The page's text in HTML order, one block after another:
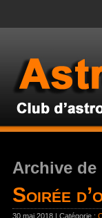
Archive
Soirée
30 mai 2018 | Catégorie :